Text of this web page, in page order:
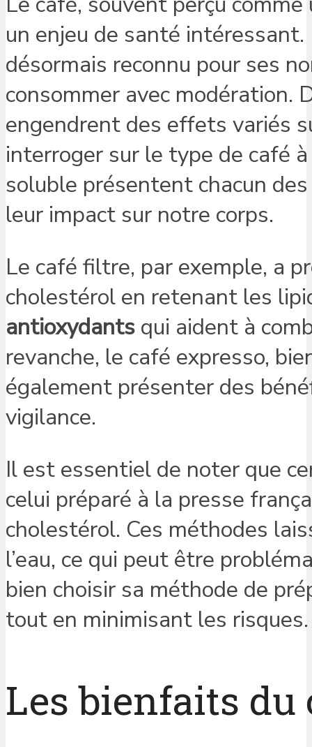
un enjeu de santé
désormais reconnu pour ses
consommer avec
engendrent des effets variés
interroger sur le type de café
soluble présentent chacun
leur impact sur notre corps.
Le café filtre, par exemple, a
cholestérol en retenant les
antioxydants qui aident à
revanche, le café expresso,
également présenter des
vigilance.
Il est essentiel de noter que
celui préparé à la presse
cholestérol. Ces méthodes
l’eau, ce qui peut être
bien choisir sa méthode de
tout en minimisant les risques.
Les bienfaits